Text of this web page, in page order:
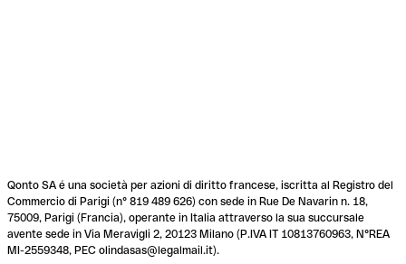
Qonto SA é una società per azioni di diritto francese, iscritta al Registro del
Commercio di Parigi (n° 819 489 626) con sede in Rue De Navarin n. 18,
75009, Parigi (Francia), operante in Italia attraverso la sua succursale
avente sede in Via Meravigli 2, 20123 Milano (P.IVA IT 10813760963, N°REA
MI-2559348, PEC olindasas@legalmail.it).